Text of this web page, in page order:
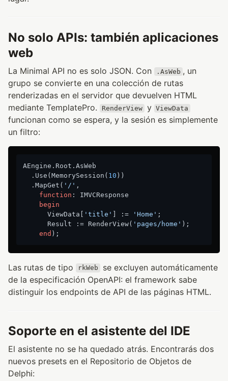
No solo APIs: también aplicaciones
web
La Minimal API no es solo JSON. Con .AsWeb , un
grupo se convierte en una colección de rutas
renderizadas en el servidor que devuelven HTML
mediante TemplatePro.
RenderView y ViewData
funcionan como se espera, y la sesión es simplemente
un filtro:
AEngine.Root.AsWeb
  .Use(MemorySession(
10 ))
  .MapGet(
'/' ,
function :
IMVCResponse
begin
      ViewData[
'title' ] := 'Home' ;
      Result := RenderView(
'pages/home' );
end
Las rutas de tipo rkWeb
se excluyen automáticamente
de la especificación OpenAPI: el framework sabe
distinguir los endpoints de API de las páginas HTML.
Soporte en el asistente del IDE
El asistente no se ha quedado atrás. Encontrarás dos
nuevos presets en el Repositorio de Objetos de
Delphi: